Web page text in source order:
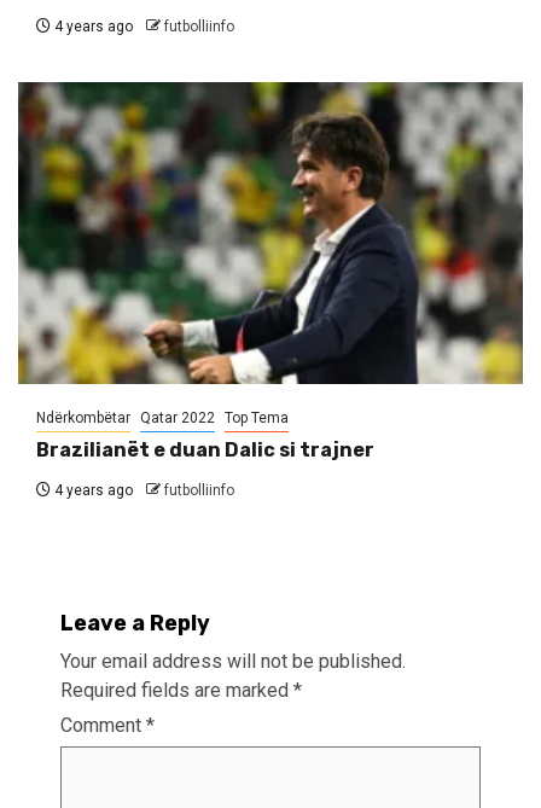
4 years ago futbolliinfo
Ndërkombëtar Qatar 2022 Top Tema
Brazilianët e duan Dalic si trajner
4 years ago futbolliinfo
Leave a Reply
Your email address will not be published.
Required fields are marked *
Comment *